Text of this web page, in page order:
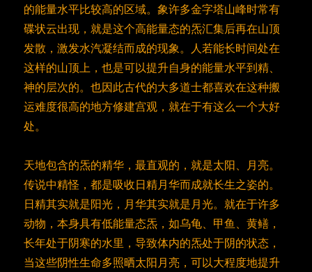
的能量水平比较高的区域。象许多金字塔山峰时常有
碟状云出现，就是这个高能量态的炁汇集后再在山顶
发散，激发水汽凝结而成的现象。人若能长时间处在
这样的山顶上，也是可以提升自身的能量水平到精、
神的层次的。也因此古代的大多道士都喜欢在这种搬
运难度很高的地方修建宫观，就在于有这么一个大好
处。
天地包含的炁的精华，最直观的，就是太阳、月亮。
传说中精怪，都是吸收日精月华而成就长生之姿的。
日精其实就是阳光，月华其实就是月光。就在于许多
动物，本身具有低能量态炁，如乌龟、甲鱼、黄鳝，
长年处于阴寒的水里，导致体内的炁处于阴的状态，
当这些阴性生命多照晒太阳月亮，可以大程度地提升